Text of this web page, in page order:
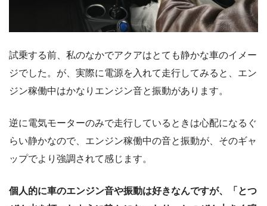
試乗する前、私のなかでアクアはとても静かな車のイメー
ジでした。が、実際に電源を入れて走行してみると、エン
ジン稼働中はかなりエンジン音と振動があります。
逆に電気モーターのみで走行しているときは心配になるぐ
らい静かなので、エンジン稼働中の音と振動が、そのギャ
ップでより強調されて感じます。
個人的に車のエンジン音や振動は好きなんですが、「とつ